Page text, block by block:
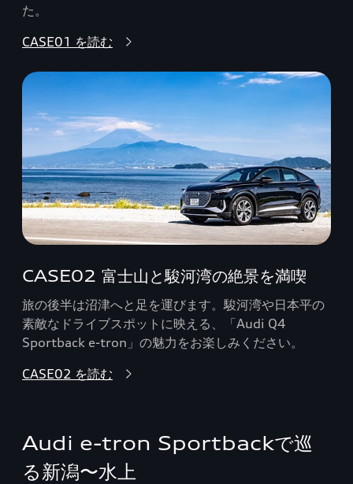
た。
CASE01 を読む
CASE02 富士山と駿河湾の絶景を満喫
旅の後半は沼津へと足を運びます。駿河湾や日本平の
素敵なドライブスポットに映える、「Audi Q4
Sportback e-tron」の魅力をお楽しみください。
CASE02 を読む
Audi e-tron Sportbackで巡
る新潟〜水上